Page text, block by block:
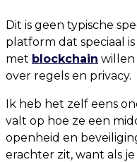
Dit is geen typische
platform dat speciaal
met blockchain willen
over regels en privacy.
Ik heb het zelf eens
valt op hoe ze een
openheid en
erachter zit, want als